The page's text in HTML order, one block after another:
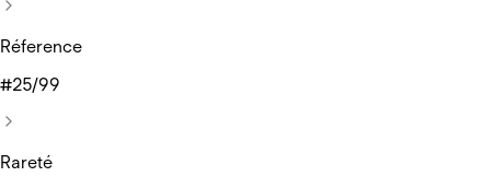
Réference
#25/99
Rareté